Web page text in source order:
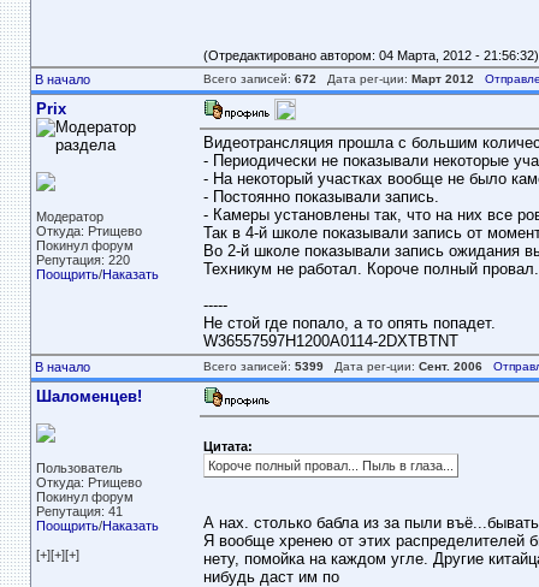
(Отредактировано автором: 04 Марта, 2012 - 21:56:32)
В начало
Всего записей: 672 Дата рег-ции: Март 2012
Prix
Модератор
Откуда: Ртищево
Покинул форум
Репутация: 220
Поощрить/Наказать
Видеотрансляция прошла с большим
- Периодически не показывали некоторые
- На некоторый участках вообще не было
- Постоянно показывали запись.
- Камеры установлены так, что на них все
Так в 4-й школе показывали запись от
Во 2-й школе показывали запись ожидания
Техникум не работал. Короче полный
-----
Не стой где попало, а то опять попадет.
W36557597H1200A0114-2DXTBTNT
В начало Всего записей: 5399Дата рег-ции: Сент. 2006
Шаломенцев!
Пользователь
Откуда: Ртищево
Покинул форум
Репутация: 41
Поощрить/Наказать
[+][+][+]
Цитата:
Короче полный провал... Пыль в глаза...
А нах. столько бабла из за пыли
Я вообще хренею от этих распределителей
нету, помойка на каждом угле. Другие
нибудь даст им по